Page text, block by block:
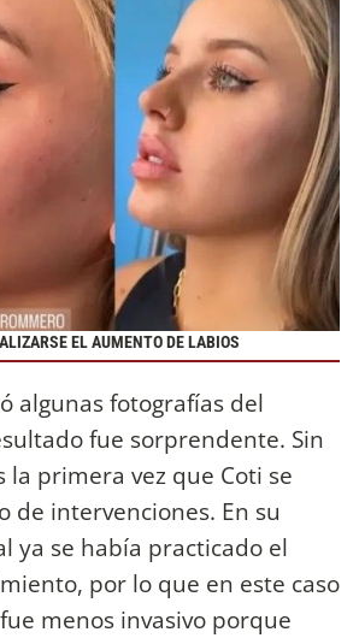
EL AUMENTO DE LABIOS
algunas fotografías del
fue sorprendente. Sin
la primera vez que Coti se
de intervenciones. En su
ya se había practicado el
por lo que en este caso
menos invasivo porque